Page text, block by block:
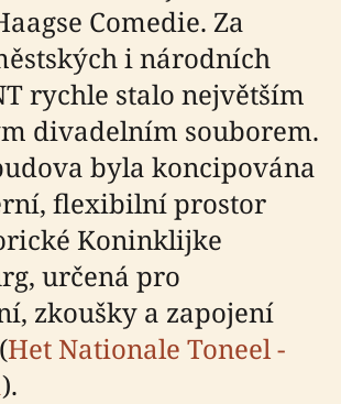
Comedie. Za
i národních
rychle stalo největším
divadelním souborem.
byla koncipována
flexibilní prostor
Koninklijke
určená pro
zkoušky a zapojení
Het Nationale Toneel -
).